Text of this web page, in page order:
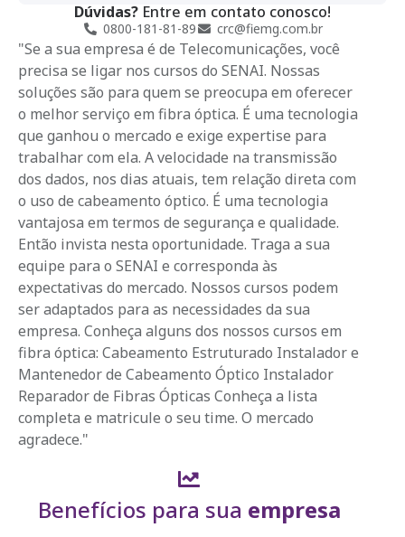
"Se a sua empresa é de Telecomunicações, você
precisa se ligar nos cursos do SENAI. Nossas
soluções são para quem se preocupa em oferecer
o melhor serviço em fibra óptica. É uma tecnologia
que ganhou o mercado e exige expertise para
trabalhar com ela. A velocidade na transmissão
dos dados, nos dias atuais, tem relação direta com
o uso de cabeamento óptico. É uma tecnologia
vantajosa em termos de segurança e qualidade.
Então invista nesta oportunidade. Traga a sua
equipe para o SENAI e corresponda às
expectativas do mercado. Nossos cursos podem
ser adaptados para as necessidades da sua
empresa. Conheça alguns dos nossos cursos em
fibra óptica: Cabeamento Estruturado Instalador e
Mantenedor de Cabeamento Óptico Instalador
Reparador de Fibras Ópticas Conheça a lista
completa e matricule o seu time. O mercado
agradece."
Benefícios para sua empresa
Dúvidas? Entre em contato conosco!
0800-181-81-89 crc@fiemg.com.br